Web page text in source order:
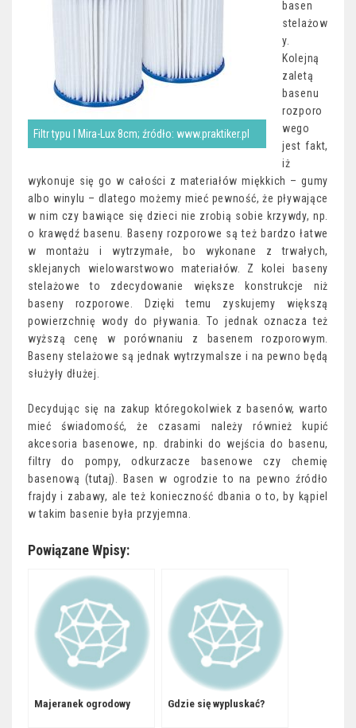
Filtr typu I Mira-Lux 8cm; źródło: www.praktiker.pl
basen
stelażow
y.
Kolejną
zaletą
basenu
rozporo
wego
jest fakt,
iż
wykonuje się go w całości z materiałów miękkich – gumy
albo winylu – dlatego możemy mieć pewność, że pływające
w nim czy bawiące się dzieci nie zrobią sobie krzywdy, np.
o krawędź basenu. Baseny rozporowe są też bardzo łatwe
w montażu i wytrzymałe, bo wykonane z trwałych,
sklejanych wielowarstwowo materiałów. Z kolei baseny
stelażowe to zdecydowanie większe konstrukcje niż
baseny rozporowe. Dzięki temu zyskujemy większą
powierzchnię wody do pływania. To jednak oznacza też
wyższą cenę w porównaniu z basenem rozporowym.
Baseny stelażowe są jednak wytrzymalsze i na pewno będą
służyły dłużej.
Decydując się na zakup któregokolwiek z basenów, warto
mieć świadomość, że czasami należy również kupić
akcesoria basenowe, np. drabinki do wejścia do basenu,
filtry do pompy, odkurzacze basenowe czy chemię
basenową (tutaj). Basen w ogrodzie to na pewno źródło
frajdy i zabawy, ale też konieczność dbania o to, by kąpiel
w takim basenie była przyjemna.
Powiązane Wpisy:
Majeranek ogrodowy Gdzie się wypluskać?